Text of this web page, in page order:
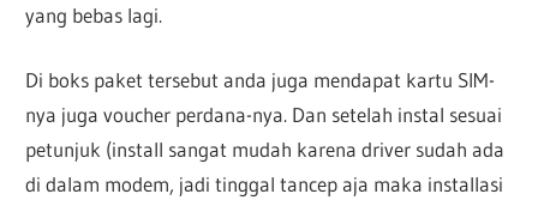
yang bebas lagi.
Di boks paket tersebut anda juga mendapat kartu SIM-
nya juga voucher perdana-nya. Dan setelah instal sesuai
petunjuk (install sangat mudah karena driver sudah ada
di dalam modem, jadi tinggal tancep aja maka installasi